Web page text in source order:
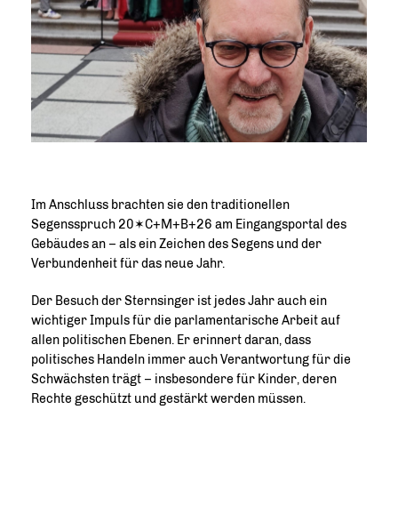
Im Anschluss brachten sie den traditionellen
Segensspruch 20✶C+M+B+26 am Eingangsportal des
Gebäudes an – als ein Zeichen des Segens und der
Verbundenheit für das neue Jahr.
Der Besuch der Sternsinger ist jedes Jahr auch ein
wichtiger Impuls für die parlamentarische Arbeit auf
allen politischen Ebenen. Er erinnert daran, dass
politisches Handeln immer auch Verantwortung für die
Schwächsten trägt – insbesondere für Kinder, deren
Rechte geschützt und gestärkt werden müssen.